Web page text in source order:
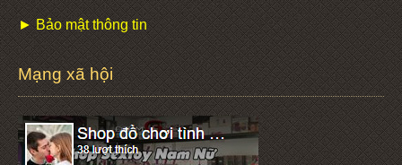
► Bảo mật thông tin
Mạng xã hội